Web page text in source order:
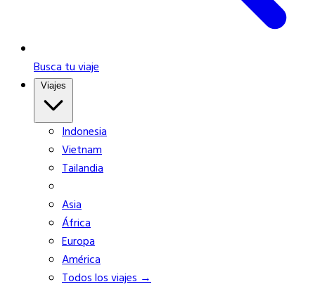
Busca tu viaje
Indonesia
Vietnam
Tailandia
Asia
África
Europa
América
Todos los viajes →